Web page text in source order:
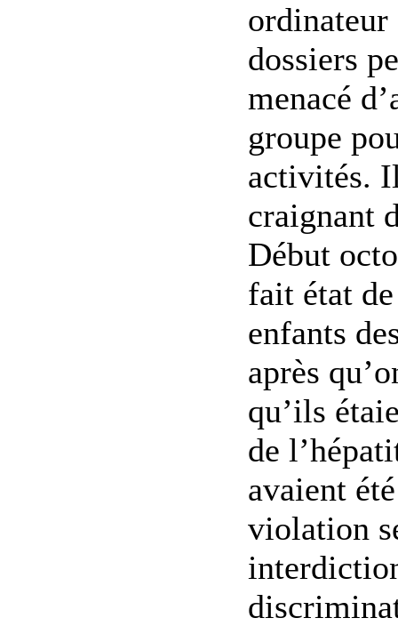
ordinateur
dossiers
menacé
groupe
activités.
craignant
Début
fait état
enfants
après
qu’ils
de
avaient
violation